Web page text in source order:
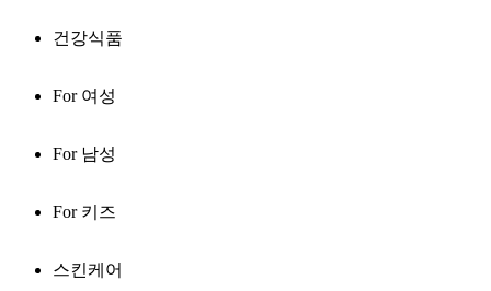
건강식품
For 여성
For 남성
For 키즈
스킨케어